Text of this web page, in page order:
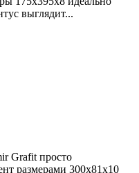
выглядит...
Grafit просто
размерами 300х81х10